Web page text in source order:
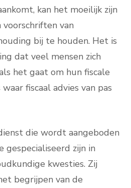
kan het moeilijk zijn
van
bij te houden. Het is
dat veel mensen zich
het gaat om hun fiscale
fiscaal advies van pas
die wordt aangeboden
gespecialiseerd zijn in
kwesties. Zij
begrijpen van de